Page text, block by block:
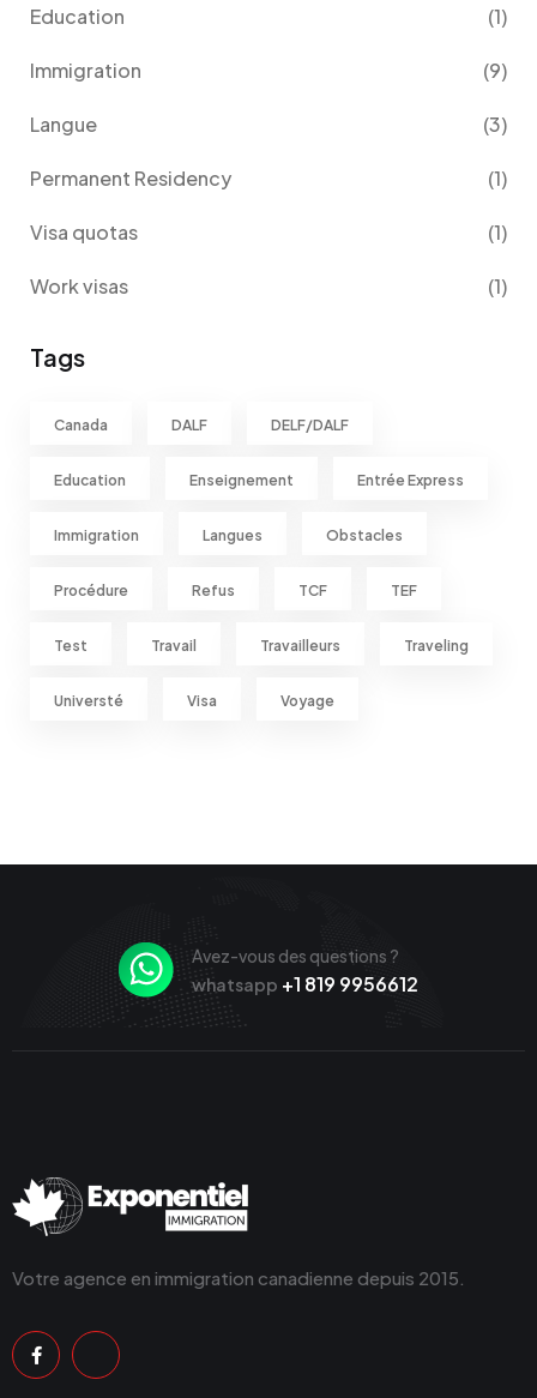
Education (1)
Immigration (9)
Langue (3)
Permanent Residency (1)
Visa quotas (1)
Work visas (1)
Tags
Canada DALF DELF/DALF
Education Enseignement Entrée Express
Immigration Langues Obstacles
Procédure Refus TCF TEF
Test Travail Travailleurs Traveling
Universté Visa Voyage
Avez-vous des questions ?
whatsapp +1 819 9956612
Votre agence en immigration canadienne depuis 2015.